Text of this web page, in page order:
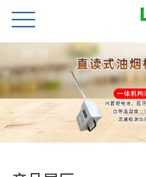
公
司
首